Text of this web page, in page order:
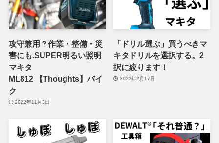
攻守兼用？作業・整備・災
害にも.SUPER明るい照明
マキタ
ML812 【Thoughts】バイ
ク
2022年11月3日
「ドリル選ぶ」買うべきマ
キタドリルを選択する。2
択に絞ります！
2023年2月17日